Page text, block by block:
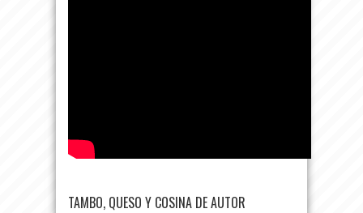
TAMBO, QUESO Y COSINA DE AUTOR